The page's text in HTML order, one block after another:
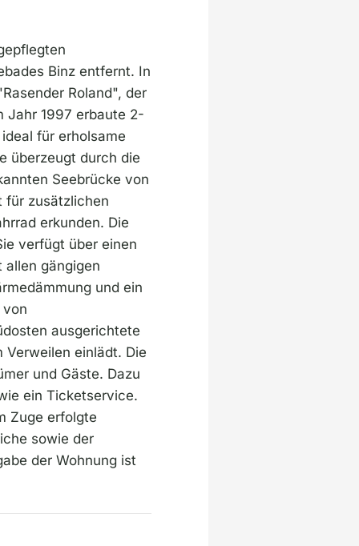
Binz entfernt. In
Roland", der
Jahr 1997 erbaute 2-
für erholsame
überzeugt durch die
Seebrücke von
für zusätzlichen
erkunden. Die
verfügt über einen
allen gängigen
und ein
von
ausgerichtete
einlädt. Die
und Gäste. Dazu
ein Ticketservice.
Zuge erfolgte
sowie der
der Wohnung ist